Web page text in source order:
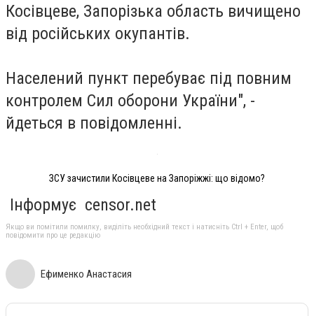
Косівцеве, Запорізька область вичищено
від російських окупантів.
Населений пункт перебуває під повним
контролем Сил оборони України", -
йдеться в повідомленні.
ЗСУ зачистили Косівцеве на Запоріжжі: що відомо?
Інформує censor.net
Якщо ви помітили помилку, виділіть необхідний текст і натисніть Ctrl + Enter, щоб
повідомити про це редакцію
Ефименко Анастасия